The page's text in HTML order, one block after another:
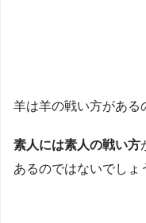
羊は羊の戦い方がある
素人には素人の戦い方
あるのではないでしょ